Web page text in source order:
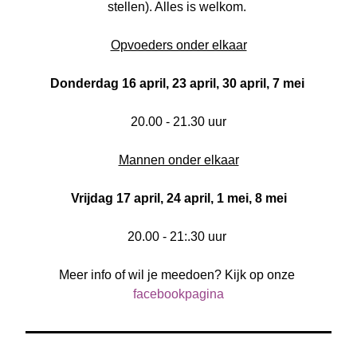
stellen). Alles is welkom.
Opvoeders onder elkaar
Donderdag 16 april, 23 april, 30 april, 7 mei
20.00 - 21.30 uur
Mannen onder elkaar
Vrijdag 17 april, 24 april, 1 mei, 8 mei
20.00 - 21:.30 uur
facebookpagina